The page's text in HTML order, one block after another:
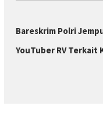
Bareskrim Polri
YouTuber RV Terkait